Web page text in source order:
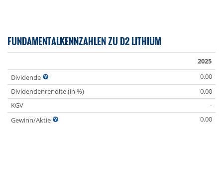
FUNDAMENTALKENNZAHLEN ZU D2 LITHIUM
2025
Dividende
0.00
Dividendenrendite (in %)
0.00
KGV
-
Gewinn/Aktie
0.00